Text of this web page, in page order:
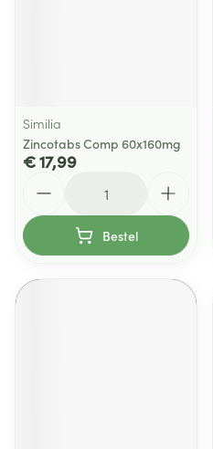
Similia
Zincotabs Comp 60x160mg
€ 17,99
Bestel